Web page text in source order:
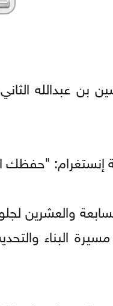
بن عبدالله
"حفظك
السابعة
البناء